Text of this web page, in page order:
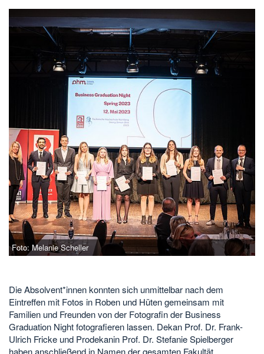
Foto: Melanie Scheller
Die Absolvent*innen konnten sich unmittelbar nach dem
Eintreffen mit Fotos in Roben und Hüten gemeinsam mit
Familien und Freunden von der Fotografin der Business
Graduation Night fotografieren lassen. Dekan Prof. Dr. Frank-
Ulrich Fricke und Prodekanin Prof. Dr. Stefanie Spielberger
haben anschließend in Namen der gesamten Fakultät